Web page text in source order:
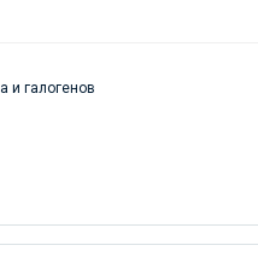
и галогенов